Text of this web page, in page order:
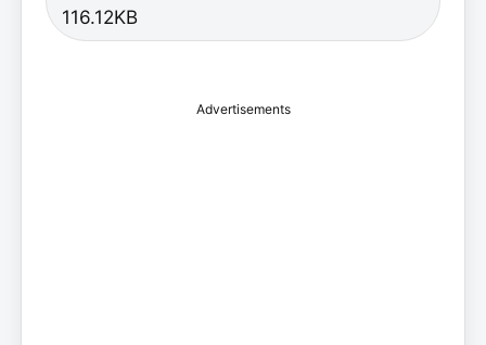
116.12KB
Advertisements